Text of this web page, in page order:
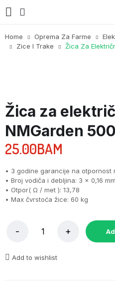
Home Oprema Za Farme
Zice I Trake
Žica Za
Žica za
NMGarden
25.00BAM
• 3 godine garancije na otpornost
• Broj vodiča i debljina: 3 x 0,16 mm
• Otpor( Ω / met ): 13,78
• Max čvrstoća žice: 60 kg
Add to wishlist